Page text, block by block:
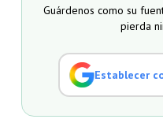
Guárdenos como su
pierda
Establecer